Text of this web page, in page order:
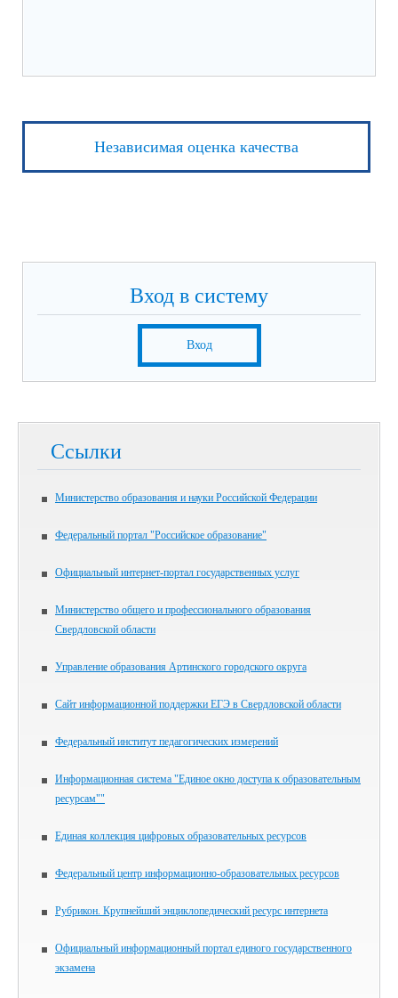
Независимая оценка качества
Вход в систему
Вход
Ссылки
Министерство образования и науки Российской Федерации
Федеральный портал "Российское образование"
Официальный интернет-портал государственных услуг
Министерство общего и профессионального образования
Свердловской области
Управление образования Артинского городского округа
Сайт информационной поддержки ЕГЭ в Свердловской области
Федеральный институт педагогических измерений
Информационная система "Единое окно доступа к образовательным
ресурсам""
Единая коллекция цифровых образовательных ресурсов
Федеральный центр информационно-образовательных ресурсов
Рубрикон. Крупнейший энциклопедический ресурс интернета
Официальный информационный портал единого государственного
экзамена